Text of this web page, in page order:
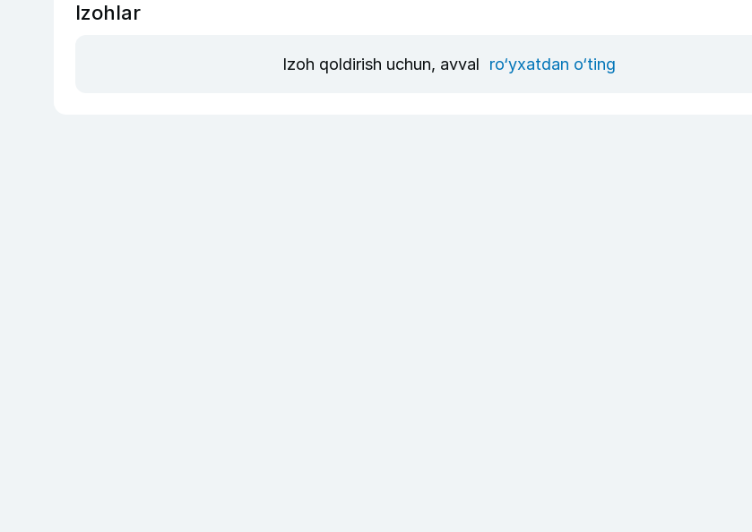
Izohlar
Izoh qoldirish uchun, avval ro‘yxatdan o‘ting